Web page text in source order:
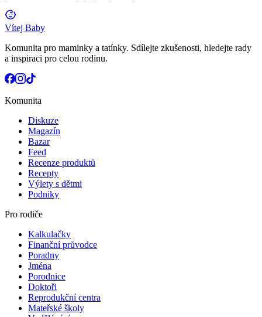
Vítej Baby
Komunita pro maminky a tatínky. Sdílejte zkušenosti, hledejte rady
a inspiraci pro celou rodinu.
Komunita
Diskuze
Magazín
Bazar
Feed
Recenze produktů
Recepty
Výlety s dětmi
Podniky
Pro rodiče
Kalkulačky
Finanční průvodce
Poradny
Jména
Porodnice
Doktoři
Reprodukční centra
Mateřské školy